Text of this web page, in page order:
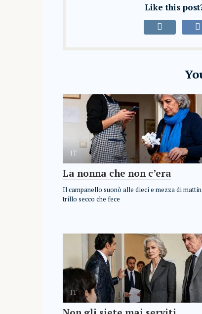
Like this
IT
La nonna che non c’era
Il campanello suonò alle dieci e mezza di
trillo secco che fece
IT